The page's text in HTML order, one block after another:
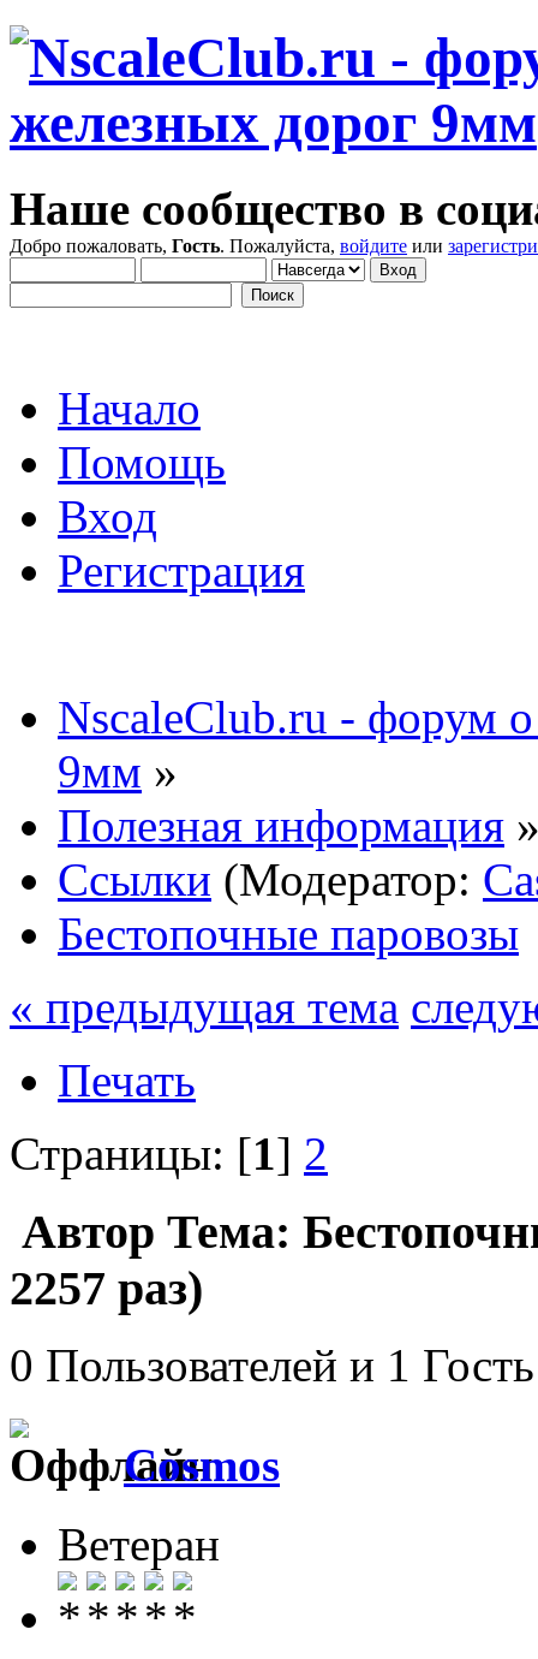
Наше сообщество в
Добро пожаловать, Гость. Пожалуйста, войдите или
Начало
Помощь
Вход
Регистрация
NscaleClub.ru - форум
9мм »
Полезная информация
Ссылки (Модератор:
Бестопочные паровозы
« предыдущая тема
Печать
Страницы: [1] 2
Автор Тема:
2257 раз)
0 Пользователей и 1
Cosmos
Ветеран